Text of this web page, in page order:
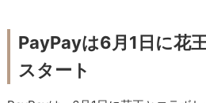
PayPayは6月1日に花
スタート